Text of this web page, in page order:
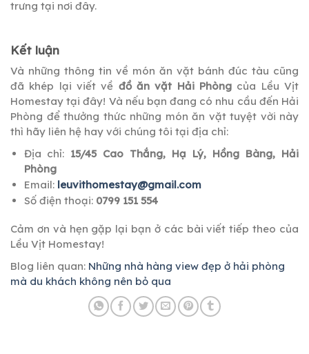
trưng tại nơi đây.
Kết luận
Và những thông tin về món ăn vặt bánh đúc tàu cũng
đã khép lại viết về đồ ăn vặt Hải Phòng của Lều Vịt
Homestay tại đây! Và nếu bạn đang có nhu cầu đến Hải
Phòng để thưởng thức những món ăn vặt tuyệt vời này
thì hãy liên hệ hay với chúng tôi tại địa chỉ:
Địa chỉ: 15/45 Cao Thắng, Hạ Lý, Hồng Bàng, Hải
Phòng
Email: leuvithomestay@gmail.com
Số điện thoại: 0799 151 554
Cảm ơn và hẹn gặp lại bạn ở các bài viết tiếp theo của
Lều Vịt Homestay!
Blog liên quan: Những nhà hàng view đẹp ở hải phòng
mà du khách không nên bỏ qua